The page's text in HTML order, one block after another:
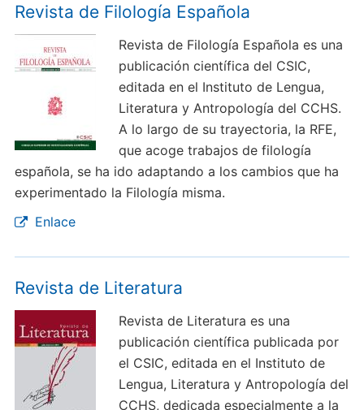
Revista de Filología Española
Revista de Filología Española es una
publicación científica del CSIC,
editada en el Instituto de Lengua,
Literatura y Antropología del CCHS.
A lo largo de su trayectoria, la RFE,
que acoge trabajos de filología
española, se ha ido adaptando a los cambios que ha
experimentado la Filología misma.
Enlace
Revista de Literatura
Revista de Literatura es una
publicación científica publicada por
el CSIC, editada en el Instituto de
Lengua, Literatura y Antropología del
CCHS, dedicada especialmente a la